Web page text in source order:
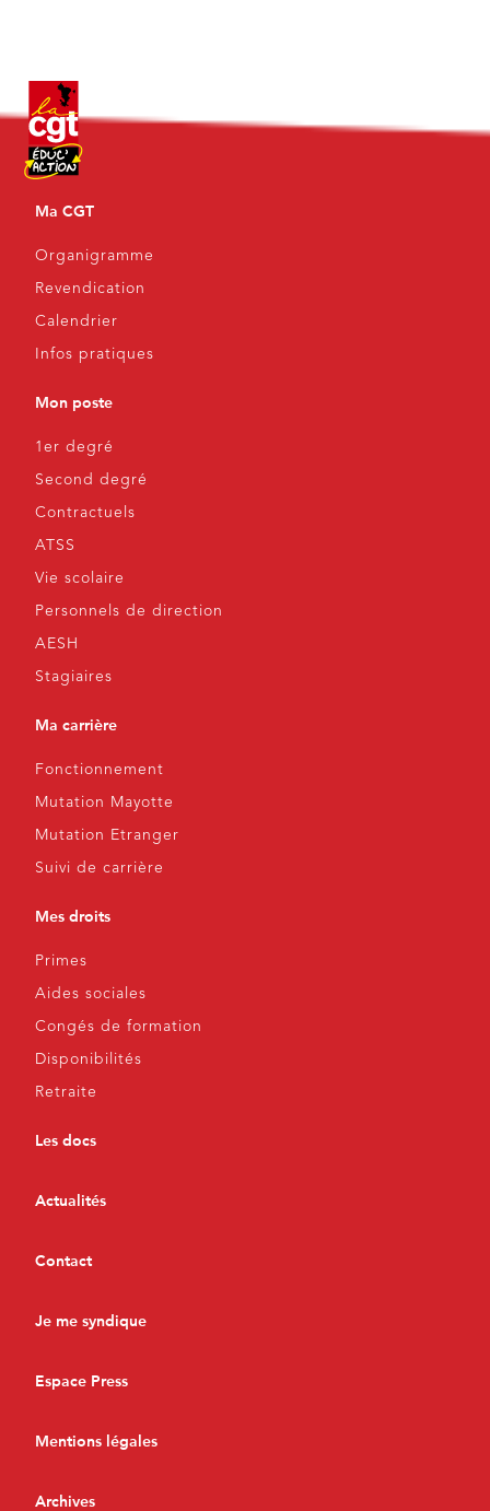
Ma CGT
Organigramme
Revendication
Calendrier
Infos pratiques
Mon poste
1er degré
Second degré
Contractuels
ATSS
Vie scolaire
Personnels de direction
AESH
Stagiaires
Ma carrière
Fonctionnement
Mutation Mayotte
Mutation Etranger
Suivi de carrière
Mes droits
Primes
Aides sociales
Congés de formation
Disponibilités
Retraite
Les docs
Actualités
Contact
Je me syndique
Espace Press
Mentions légales
Archives